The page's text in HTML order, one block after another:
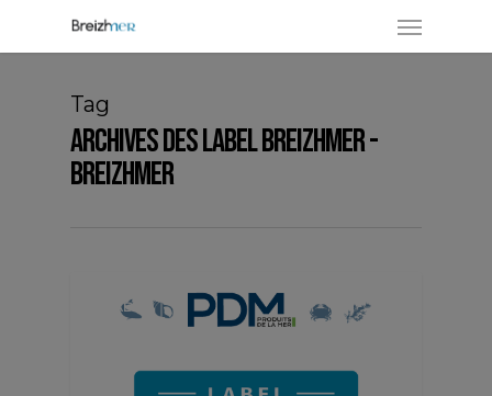
Tag
Archives des Label Breizhmer -
Breizhmer
LABEL